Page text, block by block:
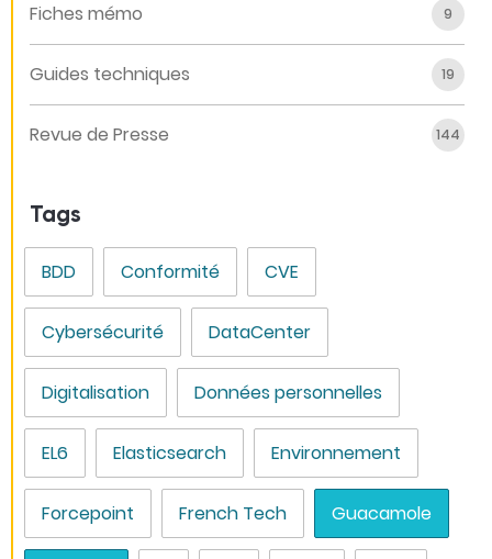
Fiches mémo 9
Guides techniques 19
Revue de Presse 144
Tags
BDD Conformité CVE
Cybersécurité DataCenter
Digitalisation Données personnelles
EL6 Elasticsearch Environnement
Forcepoint French Tech Guacamole